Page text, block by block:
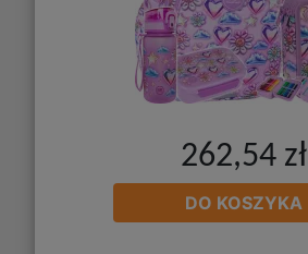
262,54 zł
DO KOSZYKA